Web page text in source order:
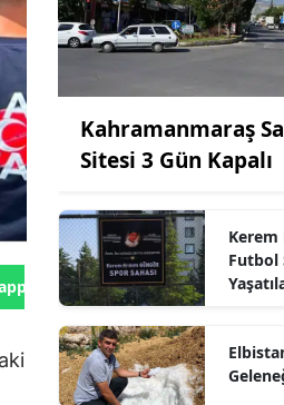
Gönder
Kahramanmaraş
Sitesi 3 Gün Kapalı
Kerem
Futbol